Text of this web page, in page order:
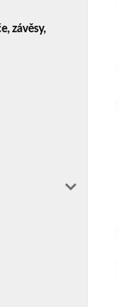
závěsy,